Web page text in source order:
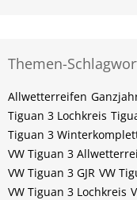
Themen-
Allwetterreifen
Tiguan 3 Lochkreis
Tiguan 3
VW Tiguan 3
VW Tiguan 3 GJR VW
VW Tiguan 3 Lochkreis